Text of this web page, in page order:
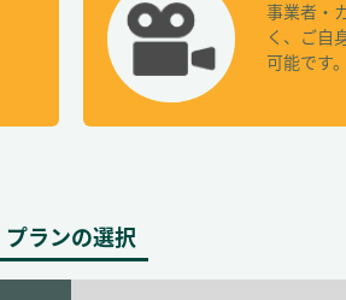
事業者・
く、ご自
可能です。
プランの選択